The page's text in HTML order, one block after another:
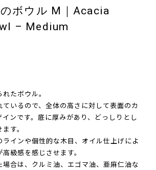
ボウル M｜Acacia
– Medium
たボウル。
いるので、全体の高さに対して表面のカ
ンです。底に厚みがあり、どっしりとし
す。
インや個性的な木目、オイル仕上げによ
級感を感じさせます。
合は、クルミ油、エゴマ油、亜麻仁油な